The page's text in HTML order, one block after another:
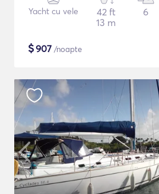
Yacht cu vele
42 ft
13 m
6
$907 /noapte